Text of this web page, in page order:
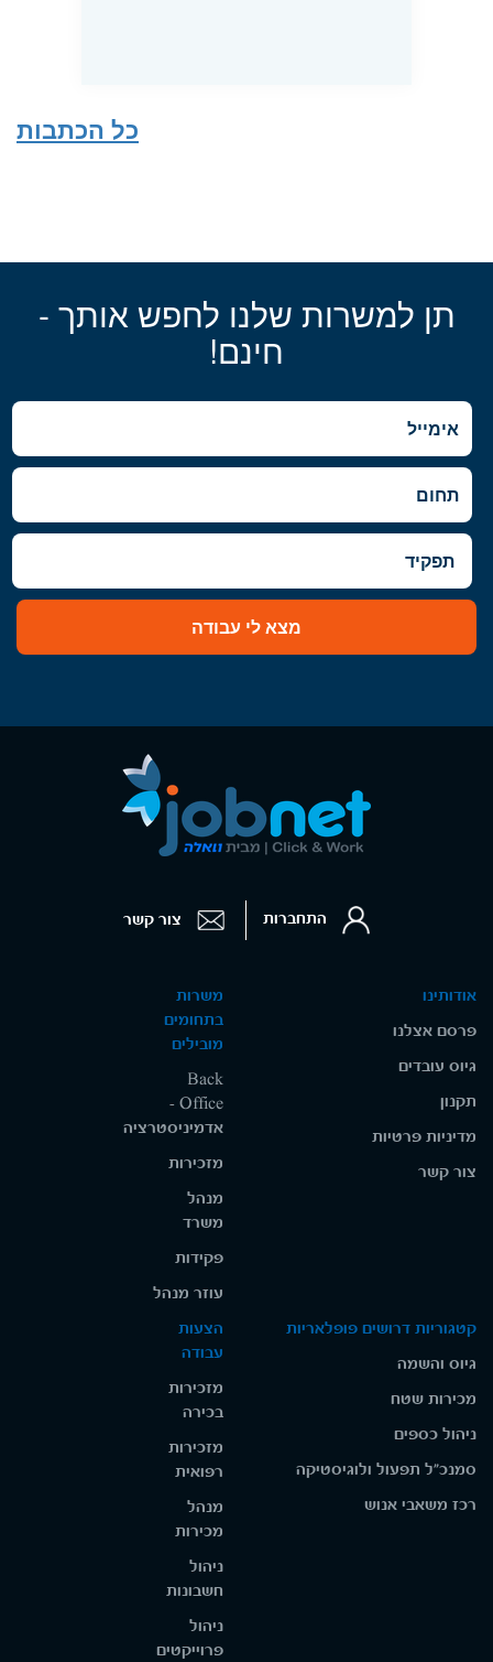
כל הכתבות
תן למשרות שלנו לחפש אותך -
חינם!
מצא לי עבודה
אודותינו
פרסם אצלנו
גיוס עובדים
תקנון
מדיניות פרטיות
צור קשר
משרות
בתחומים
מובילים
Back
Office -
אדמיניסטרציה
מזכירות
מנהל
משרד
פקידות
עוזר מנהל
קטגוריות דרושים פופלאריות
גיוס והשמה
מכירות שטח
ניהול כספים
סמנכ"ל תפעול ולוגיסטיקה
רכז משאבי אנוש
הצעות
עבודה
מזכירות
בכירה
מזכירות
רפואית
מנהל
מכירות
ניהול
חשבונות
ניהול
פרוייקטים